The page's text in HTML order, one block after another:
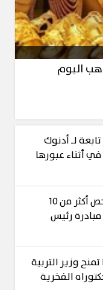
اليوم
لـ أدنوك
في أثناء عبورها
«الصحة» تعلن فحص أكثر من 10
رئيس
وزير التربية
الفخرية